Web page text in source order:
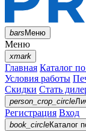
barsМеню
Меню
xmark
Главная Каталог
Условия работы
Скидки Стать
person_crop_circle
Регистрация Вход
book_circleКаталог